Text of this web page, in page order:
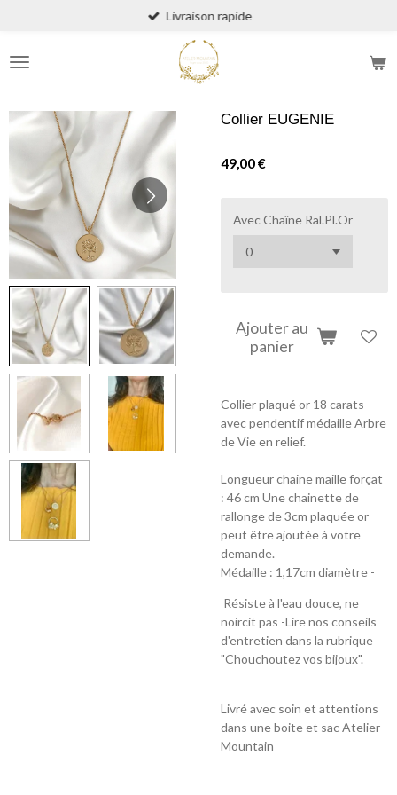
contenu
principal
Livraison rapide
Collier EUGENIE
49,00 €
Avec Chaîne Ral.Pl.Or
Ajouter au
panier
Collier plaqué or 18 carats
avec pendentif médaille Arbre
de Vie en relief.
Longueur chaine maille forçat
: 46 cm Une chainette de
rallonge de 3cm plaquée or
peut être ajoutée à votre
demande.
Médaille : 1,17cm diamètre -
Résiste à l'eau douce, ne
noircit pas -Lire nos conseils
d'entretien dans la rubrique
"Chouchoutez vos bijoux".
Livré avec soin et attentions
dans une boite et sac Atelier
Mountain